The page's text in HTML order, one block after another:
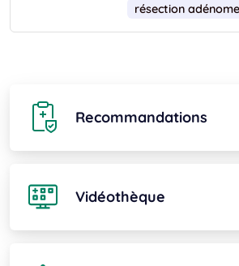
résection
Recommandations
Vidéothèque